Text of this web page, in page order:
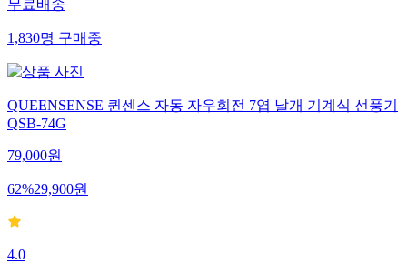
무료배송
1,830명구매중
QUEENSENSE 퀸센스 자동 자우회전 7엽 날개 기계식 선풍기
QSB-74G
79,000원
62%29,900원
4.0